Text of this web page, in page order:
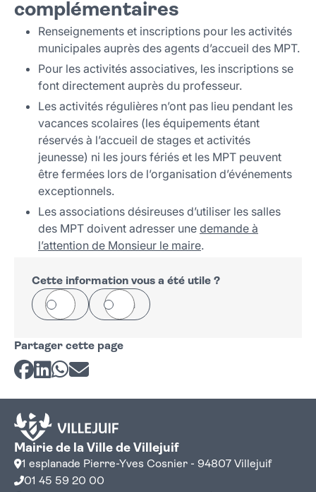
complémentaires
Renseignements et inscriptions pour les activités
municipales auprès des agents d’accueil des MPT.
Pour les activités associatives, les inscriptions se
font directement auprès du professeur.
Les activités régulières n’ont pas lieu pendant les
vacances scolaires (les équipements étant
réservés à l’accueil de stages et activités
jeunesse) ni les jours fériés et les MPT peuvent
être fermées lors de l’organisation d’événements
exceptionnels.
Les associations désireuses d’utiliser les salles
des MPT doivent adresser une demande à
l’attention de Monsieur le maire.
Cette information vous a été utile ?
Oui Non
Partager cette page
Partager sur Facebook
Partager sur LinkedIn
Partager sur Whatsapp
Partager par courriel
Mairie de la Ville de Villejuif
1 esplanade Pierre-Yves Cosnier - 94807 Villejuif
01 45 59 20 00